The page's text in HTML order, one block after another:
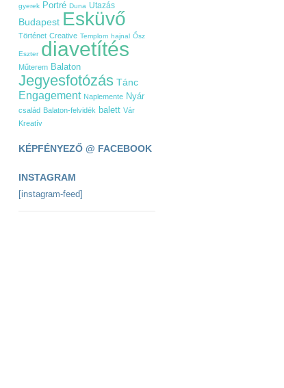
gyerek Portré Duna Utazás
Budapest Esküvő
Történet Creative Templom hajnal Ősz
Eszter diavetítés
Műterem Balaton
Jegyesfotózás Tánc
Engagement Naplemente Nyár
család Balaton-felvidék balett Vár
Kreatív
KÉPFÉNYEZŐ @ FACEBOOK
INSTAGRAM
[instagram-feed]